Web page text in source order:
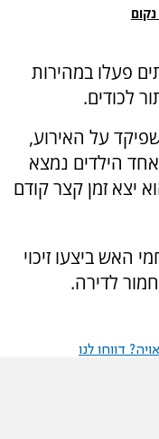
בקומה -1. הצוותים פעלו במהירות
לכודים.
על האירוע,
הילדים נמצא
יצא זמן קצר קודם
האש ביצעו זיכוי
לדירה.
דווחו לנו